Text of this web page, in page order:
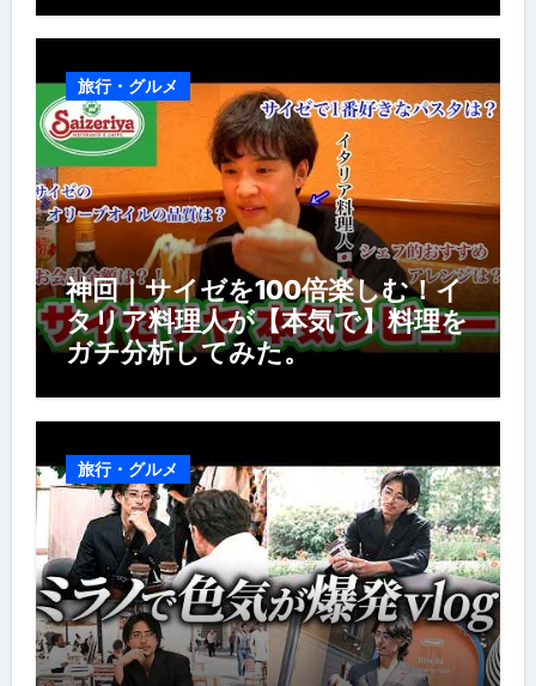
風景】
旅行・グルメ
神回｜サイゼを100倍楽しむ！イ
タリア料理人が【本気で】料理を
ガチ分析してみた。
旅行・グルメ